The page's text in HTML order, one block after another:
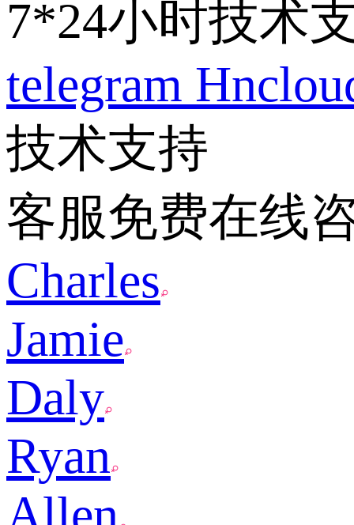
7*24小时技术
telegram
技术支持
客服免费在线
Charles
Jamie
Daly
Ryan